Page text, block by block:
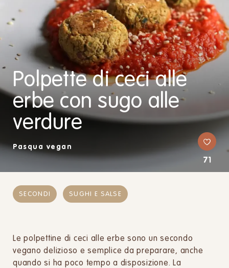
Polpette di ceci alle
erbe con sugo alle
verdure
Pasqua vegan
71
SECONDI SUGHI E SALSE
Le polpettine di ceci alle erbe sono un secondo
vegano delizioso e semplice da preparare, anche
quando si ha poco tempo a disposizione. La